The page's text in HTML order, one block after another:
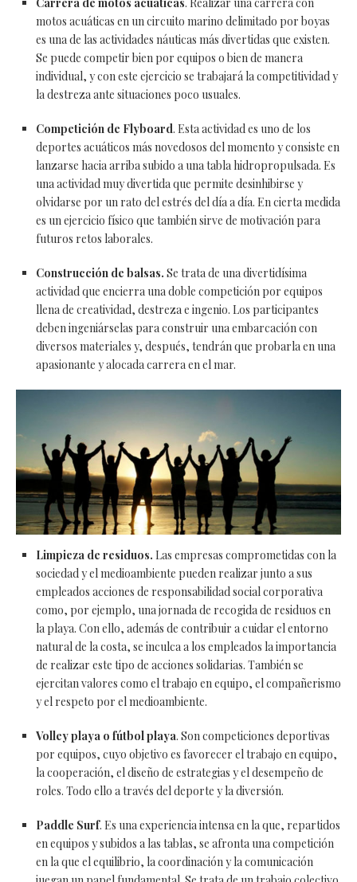
motos acuáticas en un circuito marino delimitado por boyas
es una de las actividades náuticas más divertidas que existen.
Se puede competir bien por equipos o bien de manera
individual, y con este ejercicio se trabajará la competitividad y
la destreza ante situaciones poco usuales.
Competición de Flyboard. Esta actividad es uno de los
deportes acuáticos más novedosos del momento y consiste en
lanzarse hacia arriba subido a una tabla hidropropulsada. Es
una actividad muy divertida que permite desinhibirse y
olvidarse por un rato del estrés del día a día. En cierta medida
es un ejercicio físico que también sirve de motivación para
futuros retos laborales.
Construcción de balsas. Se trata de una divertidísima
actividad que encierra una doble competición por equipos
llena de creatividad, destreza e ingenio. Los participantes
deben ingeniárselas para construir una embarcación con
diversos materiales y, después, tendrán que probarla en una
apasionante y alocada carrera en el mar.
Limpieza de residuos. Las empresas comprometidas con la
sociedad y el medioambiente pueden realizar junto a sus
empleados acciones de responsabilidad social corporativa
como, por ejemplo, una jornada de recogida de residuos en
la playa. Con ello, además de contribuir a cuidar el entorno
natural de la costa, se inculca a los empleados la importancia
de realizar este tipo de acciones solidarias. También se
ejercitan valores como el trabajo en equipo, el compañerismo
y el respeto por el medioambiente.
Volley playa o fútbol playa. Son competiciones deportivas
por equipos, cuyo objetivo es favorecer el trabajo en equipo,
la cooperación, el diseño de estrategias y el desempeño de
roles. Todo ello a través del deporte y la diversión.
Paddle Surf. Es una experiencia intensa en la que, repartidos
en equipos y subidos a las tablas, se afronta una competición
en la que el equilibrio, la coordinación y la comunicación